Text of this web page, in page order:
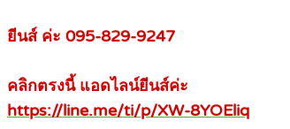
ยีนส์ ค่ะ 095-829-9247
คลิกตรงนี้ แอดไลน์ยีนส์ค่ะ
https://line.me/ti/p/XW-8YOEliq